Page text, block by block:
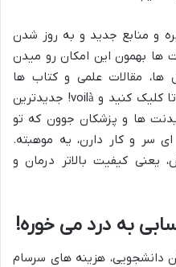
و منابع جدید و به روز شدن
ها بهمون این امکان رو میدن
مقالات علمی و کتاب ها
دسترسی داشته باشیم. کافیه چندتا کلیک کنید و voilà! جدیدترین
ها و پزشکان جوون که تو
سر و کار دارن، یه موهبته.
یعنی کیفیت بالاتر درمان و
به درد می خوره!
دانشجویی، هزینه های سرسام